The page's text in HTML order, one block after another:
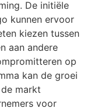
De initiële
kunnen ervoor
kiezen tussen
aan andere
op
kan de groei
markt
voor